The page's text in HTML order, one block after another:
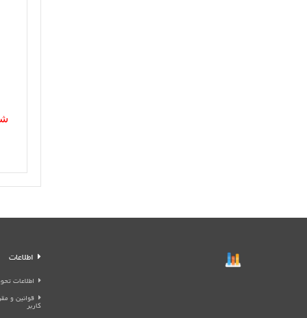
اطلاعات
اطلاعات
قوانین و
کاربر